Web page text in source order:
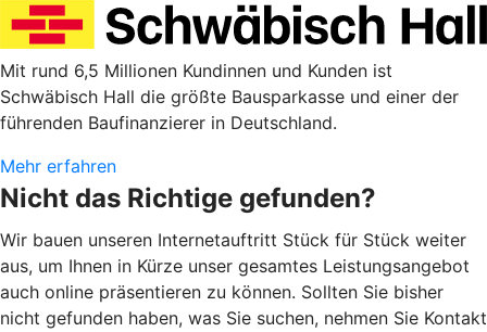
Mit rund 6,5 Millionen Kundinnen und Kunden ist
Schwäbisch Hall die größte Bausparkasse und einer der
führenden Baufinanzierer in Deutschland.
Mehr erfahren
Nicht das Richtige gefunden?
Wir bauen unseren Internetauftritt Stück für Stück weiter
aus, um Ihnen in Kürze unser gesamtes Leistungsangebot
auch online präsentieren zu können. Sollten Sie bisher
nicht gefunden haben, was Sie suchen, nehmen Sie Kontakt